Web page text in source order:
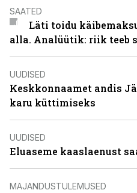
SAATED
Läti toidu
alla. Analüütik: riik teeb
UUDISED
Keskkonnaamet andis
karu küttimiseks
UUDISED
Eluaseme kaaslaenust
MAJANDUSTULEMUSED